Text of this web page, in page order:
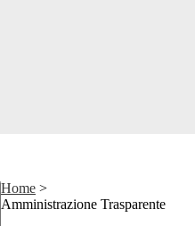
Home >
Amministrazione Trasparente